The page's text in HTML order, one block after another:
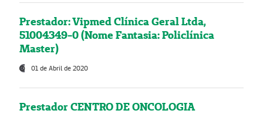
Prestador: Vipmed Clínica Geral Ltda,
51004349-0 (Nome Fantasia: Policlínica
Master)
01 de Abril de 2020
Prestador CENTRO DE ONCOLOGIA